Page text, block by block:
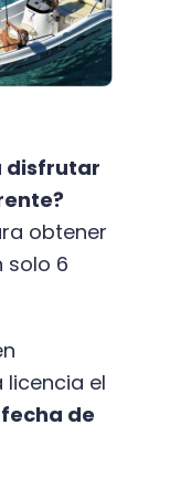
disfrutar
obtener
solo 6
licencia el
de